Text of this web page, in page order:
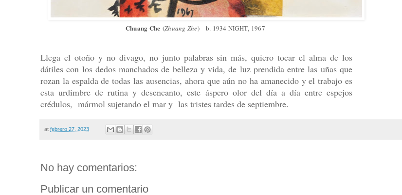
Chuang Che (Zhuang Zhe) b. 1934 NIGHT, 1967
Llega el otoño y no divago, no junto palabras sin más, quiero tocar el alma de los
dátiles con los dedos manchados de belleza y vida, de luz prendida entre las uñas que
rozan la espalda de todas las ausencias, ahora que aún no ha amanecido y el trabajo es
esta urdimbre de rutina y desencanto, este áspero olor del día a día entre espejos
crédulos, mármol sujetando el mar y las tristes tardes de septiembre.
at febrero 27, 2023
No hay comentarios:
Publicar un comentario